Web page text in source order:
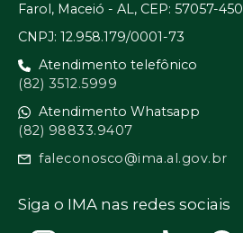
Farol, Maceió - AL, CEP: 57057-450
CNPJ: 12.958.179/0001-73
Atendimento telefônico
(82) 3512.5999
Atendimento Whatsapp
(82) 98833.9407
faleconosco@ima.al.gov.br
Siga o IMA nas redes sociais